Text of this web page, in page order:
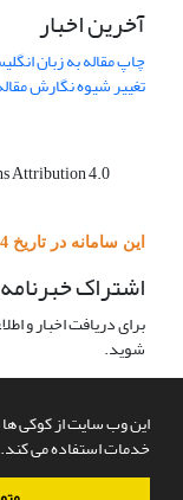
این وب سایت از کوکی ها
خدمات استفاده می کند.
آخرین اخبار
چاپ مقاله به زبان
تغییر شیوه نگارش
Attribution 4.0
این سامانه در تاریخ 1404/10/14 به روزرسانی شد.
اشتراک خبرنامه
برای دریافت اخبار و
شوید.